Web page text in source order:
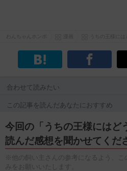
合わせて読みたい
この記事を読んだあなたにおすすめ
今回の「うちの王様にはど
読んだ感想を聞かせてくだ
※他の飼い主さんの参考になるよう、こ
みをお願いいたします。